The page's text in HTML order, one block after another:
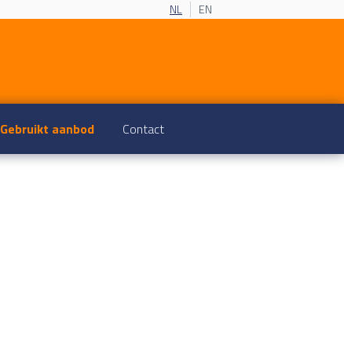
NL EN
Gebruikt aanbod Contact